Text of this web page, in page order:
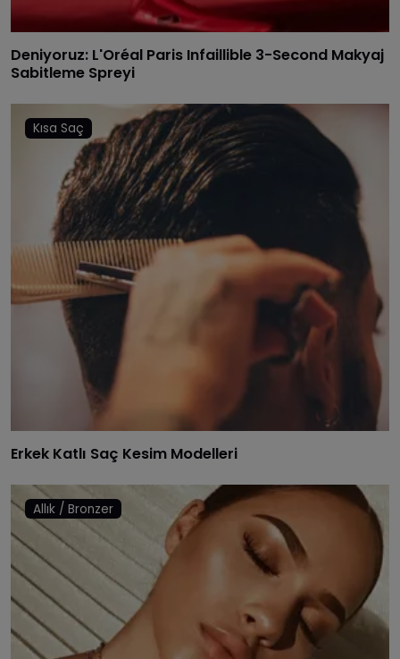
Deniyoruz: L'Oréal Paris Infaillible 3-Second Makyaj
Sabitleme Spreyi
Kısa Saç
Erkek Katlı Saç Kesim Modelleri
Allık / Bronzer